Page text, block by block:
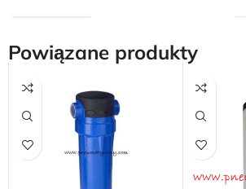
Powiązane produkty